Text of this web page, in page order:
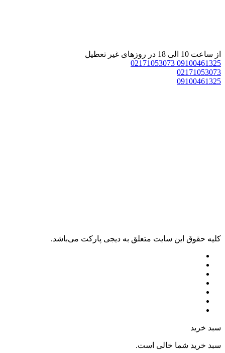
از ساعت 10 الی 18 در روزهای غیر تعطیل
09100461325
02171053073
02171053073
09100461325
کليه حقوق اين سايت متعلق به دیجی پارکت می‌باشد.
سبد خرید
سبد خرید شما خالی است.